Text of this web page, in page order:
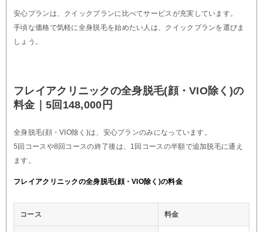
安心プランは、クイックプランに比べてサービスが充実しています。
手頃な価格で気軽に全身脱毛を始めたい人は、クイックプランを選びま
しょう。
フレイアクリニックの全身脱毛(顔・VIO除く)の
料金｜5回148,000円
全身脱毛(顔・VIO除く)は、安心プランのみになっています。
5回コースや8回コースの終了後は、1回コースの半額で追加脱毛に通え
ます。
フレイアクリニックの全身脱毛(顔・VIO除く)の料金
コース 料金